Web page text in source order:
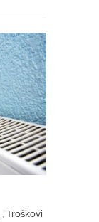
, Troškovi